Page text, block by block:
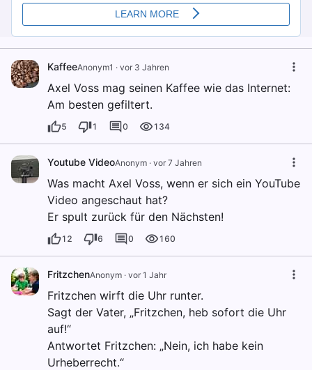
KaffeeAnonym1 · vor 3 Jahren
Axel Voss mag seinen Kaffee wie das Internet:
Am besten gefiltert.
5 1 0 134
Youtube VideoAnonym · vor 7 Jahren
Was macht Axel Voss, wenn er sich ein YouTube
Video angeschaut hat?
Er spult zurück für den Nächsten!
12 6 0 160
FritzchenAnonym · vor 1 Jahr
Fritzchen wirft die Uhr runter.
Sagt der Vater, „Fritzchen, heb sofort die Uhr
auf!“
Antwortet Fritzchen: „Nein, ich habe kein
Urheberrecht.“